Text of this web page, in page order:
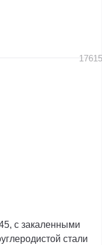
с закаленными
стали